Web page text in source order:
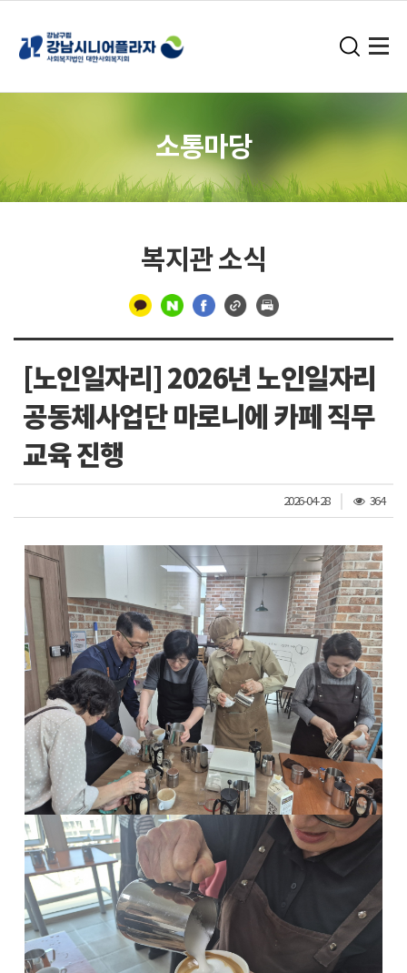
소통마당
복지관 소식
분
선
[노인일자리] 2026년 노인일자리
공동체사업단 마로니에 카페 직무
교육 진행
2026-04-28
조
회
364